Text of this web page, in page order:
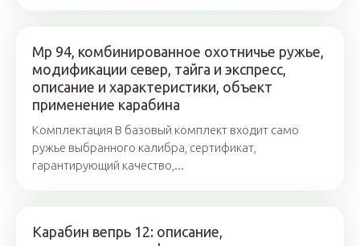
Мр 94, комбинированное охотничье ружье,
модификации север, тайга и экспресс,
описание и характеристики, объект
применение карабина
Комплектация В базовый комплект входит само
ружье выбранного калибра, сертификат,
гарантирующий качество,...
Карабин вепрь 12: описание,